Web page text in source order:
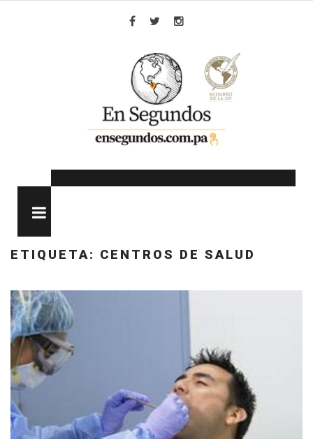
ETIQUETA: CENTROS DE SALUD